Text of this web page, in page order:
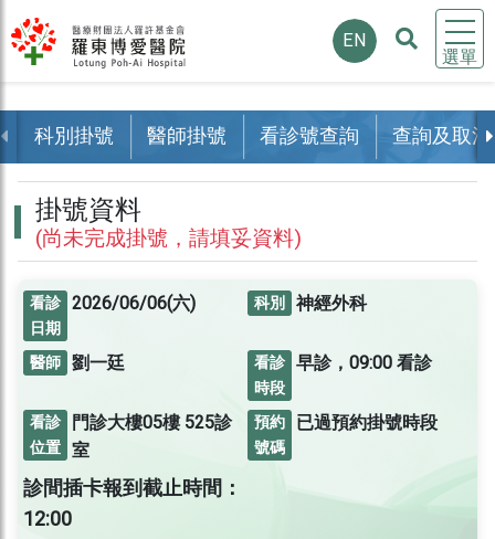
選單
EN
科別掛號 醫師掛號 看診號查詢 查詢及取消
掛號資料
(尚未完成掛號，請填妥資料)
看診
日期
2026/06/06(六) 科別 神經外科
醫師 劉一廷
看診
時段
早診，09:00 看診
看診
位置
門診大樓05樓 525診
室
預約
號碼
已過預約掛號時段
診間插卡報到截止時間：
12:00